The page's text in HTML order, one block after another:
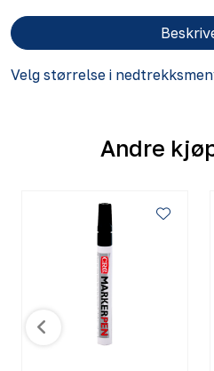
Velg størrelse i
Andre